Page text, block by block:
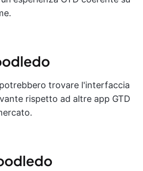
trovare l'interfaccia
rispetto ad altre app GTD